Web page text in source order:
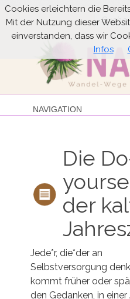
Suche
Die
der
Jede*r, die*der an
Selbstversorgung
kommt früher oder
den Gedanken, in
Cookies erleichtern die
Mit der Nutzung dieser
einverstanden, dass wir
Infos